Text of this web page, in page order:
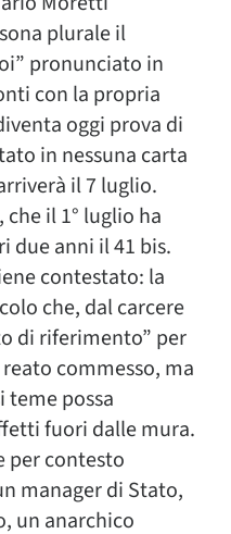
plurale il
pronunciato in
con la propria
oggi prova di
in nessuna carta
il 7 luglio.
che il 1° luglio ha
due anni il 41 bis.
contestato: la
che, dal carcere
di riferimento” per
commesso, ma
teme possa
fuori dalle mura.
per contesto
manager di Stato,
un anarchico